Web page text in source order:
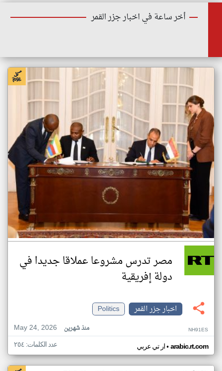
أخر ساعة في اخبار جزر القمر
مصر تدرس مشروعا عملاقا جديدا في
دولة إفريقية
اخبار جزر القمر
Politics
May 24, 2026
منذ شهرين NH91ES
ار تي عربي• arabic.rt.com عدد الكلمات: ٢٥٤